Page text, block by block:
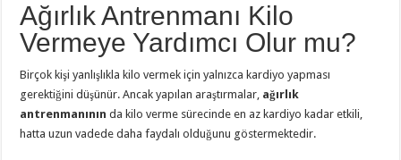
Ağırlık Antrenmanı Kilo
Vermeye Yardımcı Olur mu?
Birçok kişi yanlışlıkla kilo vermek için yalnızca kardiyo yapması
gerektiğini düşünür. Ancak yapılan araştırmalar, ağırlık
antrenmanının da kilo verme sürecinde en az kardiyo kadar etkili,
hatta uzun vadede daha faydalı olduğunu göstermektedir.